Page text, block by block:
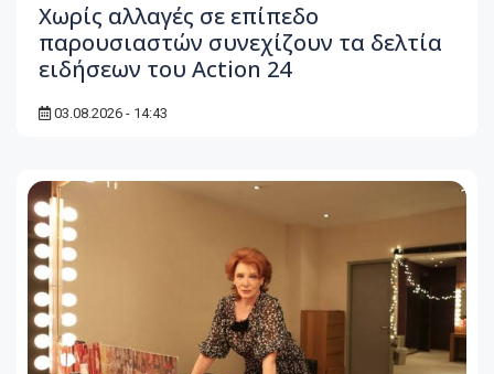
Χωρίς αλλαγές σε επίπεδο
παρουσιαστών συνεχίζουν τα δελτία
ειδήσεων του Action 24
03.08.2026 - 14:43